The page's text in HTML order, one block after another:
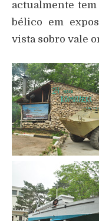
actualmente
bélico em
vista sobro vale